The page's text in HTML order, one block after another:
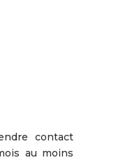
contact
au moins